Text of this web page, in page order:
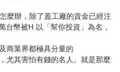
麼辦，除了蓋工廠的資金已經注
台幣被H 以「幫你投資」為名，
商業界都極具分量的
尤其害怕有錢的名人。就是那麼